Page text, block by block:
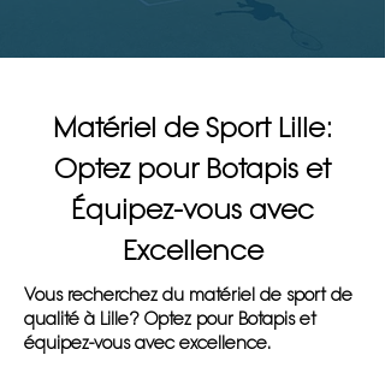
Matériel de Sport Lille:
Optez pour Botapis et
Équipez-vous avec
Excellence
Vous recherchez du matériel de sport de
qualité à Lille? Optez pour Botapis et
équipez-vous avec excellence.